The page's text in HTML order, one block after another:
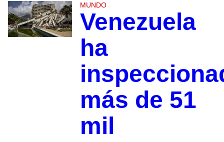
MUNDO
Venezuela
ha
más de 51
mil